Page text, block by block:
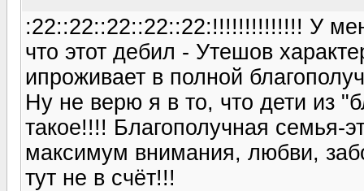
:22::22::22::22::22:!!!!!!!!!!!!!! У
что этот дебил - Утешов
ипроживает в полной
Ну не верю я в то, что дети из
такое!!!! Благополучная семья-
максимум внимания, любви,
тут не в счёт!!!